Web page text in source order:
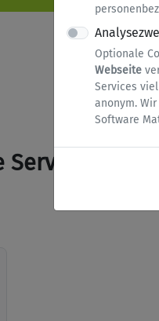
Optionale
Webseite
Services
anonym.
Software